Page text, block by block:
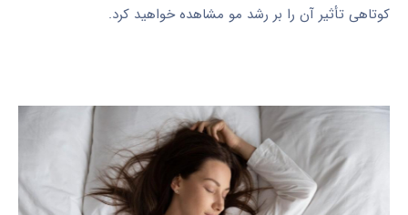
کوتاهی تأثیر آن را بر رشد مو مشاهده خواهید کرد.